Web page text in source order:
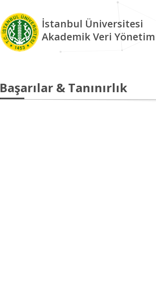
İstanbul Üniversitesi
Akademik Veri
Başarılar & Tanınırlık